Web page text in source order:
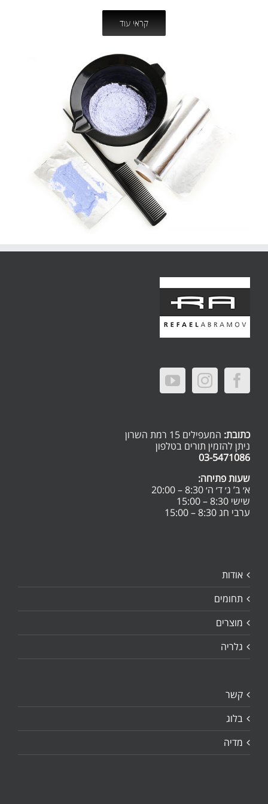
קראי עוד
כתובת: המעפילים 15 רמת השרון
ניתן להזמין תורים בטלפון
03-5471086
שעות פתיחה:
א׳ ב’ ג׳ ד׳ ה׳ 8:30 – 20:00
שישי 8:30 – 15:00
ערבי חג 8:30 – 15:00
אודות
תחומים
מוצרים
גלריה
קשר
בלוג
מדיה